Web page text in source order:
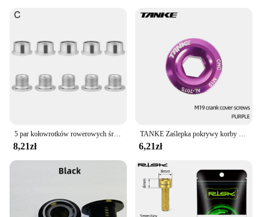
5 par kołowrotków rowerowych śruby do płyt MTB Monoplate lub podwójne lub trzy płytowe części korby rowerowe akcesoria
8,21zł
TANKE Zaślepka pokrywy korby M18 M19 M20 MTB Aluminiowa zaślepka korby BMX do roweru szosowego 6-kolorowa zaślepka śruby korby rowerowej
6,21zł